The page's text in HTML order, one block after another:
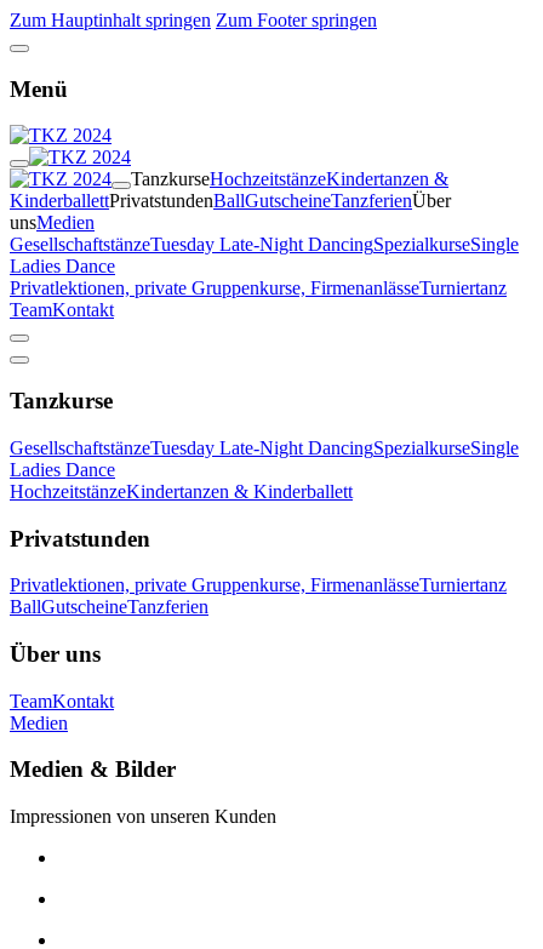
Zum Hauptinhalt springen Zum Footer springen
Menü
TanzkurseHochzeitstänzeKindertanzen &
KinderballettPrivatstundenBallGutscheineTanzferienÜber
unsMedien
GesellschaftstänzeTuesday Late-Night DancingSpezialkurseSingle
Ladies Dance
Privatlektionen, private Gruppenkurse, FirmenanlässeTurniertanz
TeamKontakt
Tanzkurse
GesellschaftstänzeTuesday Late-Night DancingSpezialkurseSingle
Ladies Dance
HochzeitstänzeKindertanzen & Kinderballett
Privatstunden
Privatlektionen, private Gruppenkurse, FirmenanlässeTurniertanz
BallGutscheineTanzferien
Über uns
TeamKontakt
Medien
Medien & Bilder
Impressionen von unseren Kunden